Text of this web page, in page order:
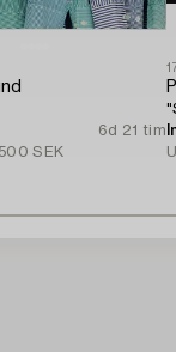
6d 21 tim
SEK